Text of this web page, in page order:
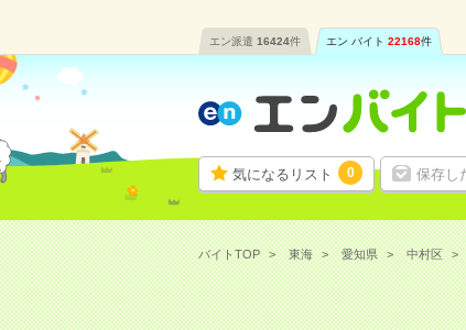
エン派遣 16424件 エン バイト 22168件
気になるリスト 0 保存し
バイトTOP 東海 愛知県 中村区